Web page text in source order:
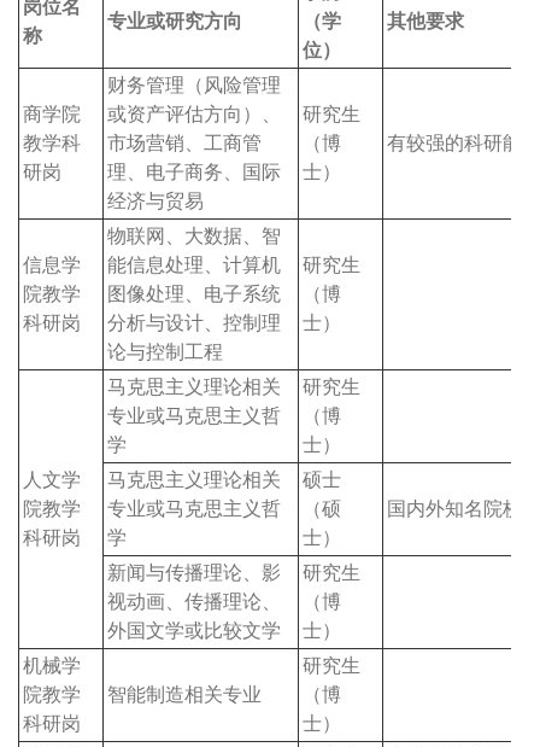
岗位名
称
专业或研究方向
（学
位）
其他要求
商学院
教学科
研岗
财务管理（风险管理
或资产评估方向）、
市场营销、工商管
理、电子商务、国际
经济与贸易
研究生
（博
士）
有较强的科研能
信息学
院教学
科研岗
物联网、大数据、智
能信息处理、计算机
图像处理、电子系统
分析与设计、控制理
论与控制工程
研究生
（博
士）
人文学
院教学
科研岗
马克思主义理论相关
专业或马克思主义哲
学
研究生
（博
士）
马克思主义理论相关
专业或马克思主义哲
学
硕士
（硕
士）
国内外知名院校
新闻与传播理论、影
视动画、传播理论、
外国文学或比较文学
研究生
（博
士）
机械学
院教学
科研岗
智能制造相关专业
研究生
（博
士）